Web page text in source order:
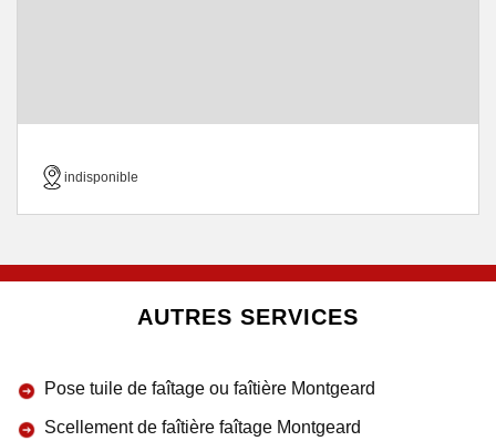
indisponible
AUTRES SERVICES
Pose tuile de faîtage ou faîtière Montgeard
Scellement de faîtière faîtage Montgeard